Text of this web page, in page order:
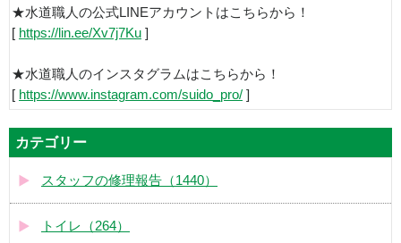
★水道職人の公式LINEアカウントはこちらから！
[ https://lin.ee/Xv7j7Ku ]
★水道職人のインスタグラムはこちらから！
[ https://www.instagram.com/suido_pro/ ]
カテゴリー
スタッフの修理報告（1440）
トイレ（264）